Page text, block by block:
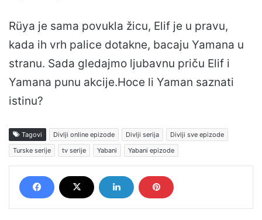
Rüya je sama povukla žicu, Elif je u pravu,
kada ih vrh palice dotakne, bacaju Yamana u
stranu. Sada gledajmo ljubavnu priču Elif i
Yamana punu akcije.Hoce li Yaman saznati
istinu?
Tagovi Divlji online epizode Divlji serija
Divlji sve epizode
Turske serije
tv serije Yabani Yabani epizode